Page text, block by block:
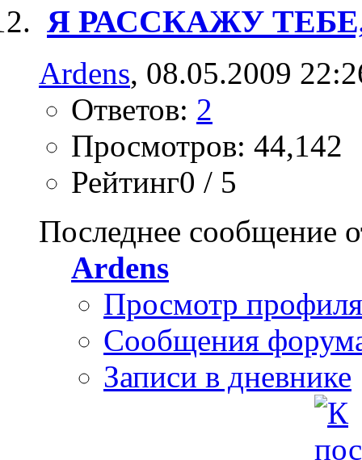
Я РАССКАЖУ
Ardens, 08.05.2009
Ответов: 2
Просмотров: 44,142
Рейтинг0 / 5
Последнее сообщение
Ardens
Просмотр профиля
Сообщения
Записи в дневнике